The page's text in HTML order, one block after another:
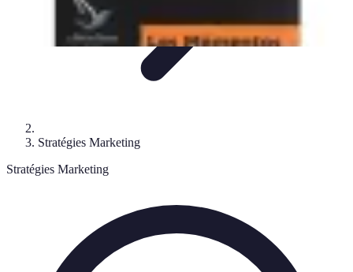
Stratégies Marketing
Stratégies Marketing